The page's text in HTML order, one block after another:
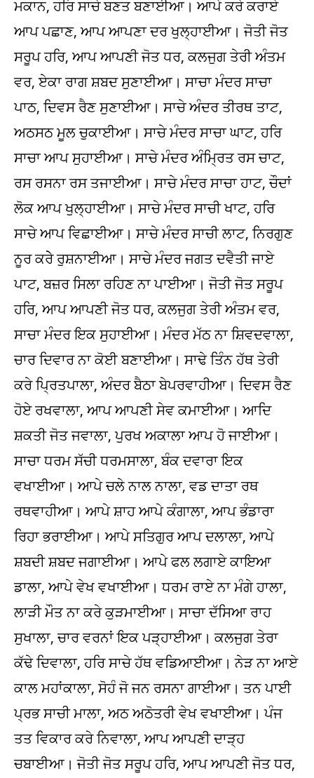
ਮਕਾਨ, ਹਰਿ ਸਾਚੇ ਬਣਤ ਬਣਾਈਆ। ਆਪੇ ਕਰੇ ਕਰਾਏ
ਆਪ ਪਛਾਣ, ਆਪ ਆਪਣਾ ਦਰ ਖੁਲ੍ਹਾਈਆ। ਜੋਤੀ ਜੋਤ
ਸਰੂਪ ਹਰਿ, ਆਪ ਆਪਣੀ ਜੋਤ ਧਰ, ਕਲਜੁਗ ਤੇਰੀ ਅੰਤਮ
ਵਰ, ਏਕਾ ਰਾਗ ਸ਼ਬਦ ਸੁਣਾਈਆ। ਸਾਚਾ ਮੰਦਰ ਸਾਚਾ
ਪਾਠ, ਦਿਵਸ ਰੈਣ ਸੁਣਾਈਆ। ਸਾਚੇ ਅੰਦਰ ਤੀਰਥ ਤਾਟ,
ਅਠਸਠ ਮੂਲ ਚੁਕਾਈਆ। ਸਾਚੇ ਮੰਦਰ ਸਾਚਾ ਘਾਟ, ਹਰਿ
ਸਾਚਾ ਆਪ ਸੁਹਾਈਆ। ਸਾਚੇ ਮੰਦਰ ਅੰਮ੍ਰਿਤ ਰਸ ਚਾਟ,
ਰਸ ਰਸਨਾ ਰਸ ਤਜਾਈਆ। ਸਾਚੇ ਮੰਦਰ ਸਾਚਾ ਹਾਟ, ਚੌਦਾਂ
ਲੋਕ ਆਪ ਖੁਲ੍ਹਾਈਆ। ਸਾਚੇ ਮੰਦਰ ਸਾਚੀ ਖਾਟ, ਹਰਿ
ਸਾਚੇ ਆਪ ਵਿਛਾਈਆ। ਸਾਚੇ ਮੰਦਰ ਸਾਚੀ ਲਾਟ, ਨਿਰਗੁਣ
ਨੂਰ ਕਰੇੇ ਰੁਸ਼ਨਾਈਆ। ਸਾਚੇ ਮੰਦਰ ਜਗਤ ਦਵੈਤੀ ਜਾਏ
ਪਾਟ, ਬਜ਼ਰ ਸਿਲਾ ਰਹਿਣ ਨਾ ਪਾਈਆ। ਜੋਤੀ ਜੋਤ ਸਰੂਪ
ਹਰਿ, ਆਪ ਆਪਣੀ ਜੋਤ ਧਰ, ਕਲਜੁਗ ਤੇਰੀ ਅੰਤਮ ਵਰ,
ਸਾਚਾ ਮੰਦਰ ਇਕ ਸੁਹਾਈਆ। ਮੰਦਰ ਮੱਠ ਨਾ ਸ਼ਿਵਦਵਾਲਾ,
ਚਾਰ ਦਿਵਾਰ ਨਾ ਕੋਈ ਬਣਾਈਆ। ਸਾਢੇ ਤਿੰਨ ਹੱਥ ਤੇਰੀ
ਕਰੇ ਪ੍ਰਿਤਪਾਲਾ, ਅੰਦਰ ਬੈਠਾ ਬੇਪਰਵਾਹੀਆ। ਦਿਵਸ ਰੈਣ
ਹੋਏ ਰਖਵਾਲਾ, ਆਪ ਆਪਣੀ ਸੇਵ ਕਮਾਈਆ। ਆਦਿ
ਸ਼ਕਤੀ ਜੋਤ ਜਵਾਲਾ, ਪੁਰਖ ਅਕਾਲਾ ਆਪ ਹੋ ਜਾਈਆ।
ਸਾਚਾ ਧਰਮ ਸੱਚੀ ਧਰਮਸਾਲਾ, ਬੰਕ ਦਵਾਰਾ ਇਕ
ਵਖਾਈਆ। ਆਪੇ ਚਲੇ ਨਾਲ ਨਾਲਾ, ਵਡ ਦਾਤਾ ਰਥ
ਰਥਵਾਹੀਆ। ਆਪੇ ਸ਼ਾਹ ਆਪੇ ਕੰਗਾਲਾ, ਆਪ ਭੰਡਾਰਾ
ਰਿਹਾ ਭਰਾਈਆ। ਆਪੇ ਸਤਿਗੁਰ ਆਪ ਦਲਾਲਾ, ਆਪੇ
ਸ਼ਬਦੀ ਸ਼ਬਦ ਜਗਾਈਆ। ਆਪੇ ਫਲ ਲਗਾਏ ਕਾਇਆ
ਡਾਲਾ, ਆਪੇ ਵੇਖ ਵਖਾਈਆ। ਧਰਮ ਰਾਏ ਨਾ ਮੰਗੇ ਹਾਲਾ,
ਲਾੜੀ ਮੌਤ ਨਾ ਕਰੇ ਕੁੜਮਾਈਆ। ਸਾਚਾ ਦੱਸਿਆ ਰਾਹ
ਸੁਖਾਲਾ, ਚਾਰ ਵਰਨਾਂ ਇਕ ਪੜ੍ਹਾਈਆ। ਕਲਜੁਗ ਤੇਰਾ
ਕੱਢੇ ਦਿਵਾਲਾ, ਹਰਿ ਸਾਚੇ ਹੱਥ ਵਡਿਆਈਆ। ਨੇੜ ਨਾ ਆਏ
ਕਾਲ ਮਹਾਂਕਾਲਾ, ਸੋਹੰ ਜੋ ਜਨ ਰਸਨਾ ਗਾਈਆ। ਤਨ ਪਾਈ
ਪ੍ਰਭ ਸਾਚੀ ਮਾਲਾ, ਅਠ ਅਠੋਤਰੀ ਵੇਖ ਵਖਾਈਆ। ਪੰਜ
ਤਤ ਵਿਕਾਰ ਕਰੇ ਨਿਵਾਲਾ, ਆਪ ਆਪਣੀ ਦਾੜ੍ਹ
ਚਬਾਈਆ। ਜੋਤੀ ਜੋਤ ਸਰੂਪ ਹਰਿ, ਆਪ ਆਪਣੀ ਜੋਤ ਧਰ,